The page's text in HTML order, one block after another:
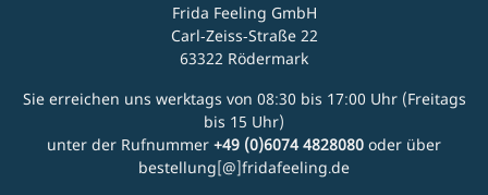
Frida Feeling GmbH
Carl-Zeiss-Straße 22
63322 Rödermark
Sie erreichen uns werktags von 08:30 bis 17:00 Uhr (Freitags
bis 15 Uhr)
unter der Rufnummer +49 (0)6074 4828080 oder über
bestellung[@]fridafeeling.de